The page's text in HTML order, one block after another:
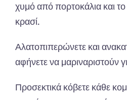
χυμό από πορτοκάλια και
κρασί.
Αλατοπιπερώνετε και
αφήνετε να μαριναριστούν
Προσεκτικά κόβετε κάθε